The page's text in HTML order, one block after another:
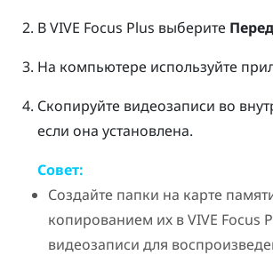
ВVIVE Focus Plus выберите
На компьютере используйте
Скопируйте видеозаписи во
если она установлена.
Совет:
Создайте папки на карте
копированием их вVIVE Focus
видеозаписи для